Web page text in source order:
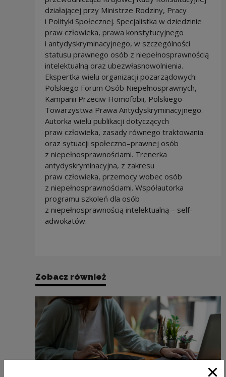
działającej przy Ministrze Rodziny, Pracy
i Polityki Społecznej. Specjalistka w dziedzinie
praw człowieka, prawa konstytucyjnego
i antydyskryminacyjnego, w szczególności
statusu prawnego osób z niepełnosprawnością
intelektualną oraz ubezwłasnowolnienia.
Ekspertka wielu organizacji pozarządowych:
Polskiego Forum Osób Niepełnosprawnych,
Kampanii Przeciw Homofobii, Polskiego
Towarzystwa Prawa Antydyskryminacyjnego.
Autorka wielu publikacji dotyczących
praw człowieka, zasady równego traktowania
oraz sytuacji społeczno–prawnej osób
z niepełnosprawnościami. Trenerka
antydyskryminacyjna, z zakresu
praw człowieka, przemocy wobec osób
z niepełnosprawnościami. Współautorka
programu szkoleń dla osób
z niepełnosprawnością intelektualną – self-
adwokatów.
Zobacz również